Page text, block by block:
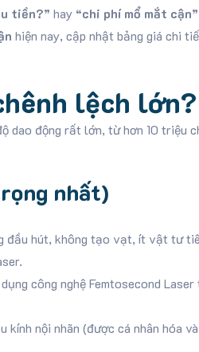
tiền?” hay “chi phí mổ mắt cận”
hiện nay, cập nhật bảng giá chi
lệch lớn?
dao động rất lớn, từ hơn 10 triệu
nhất)
đầu hút, không tạo vạt, ít vật tư
công nghệ Femtosecond
kính nội nhãn (được cá nhân hóa